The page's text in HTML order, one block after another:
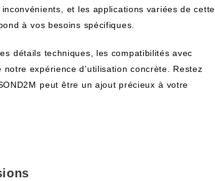
et les applications variées de cette
à⁣ vos besoins spécifiques.
détails techniques, les compatibilités avec
expérience d’utilisation concrète. Restez
peut⁣ être un ajout précieux ⁣à votre